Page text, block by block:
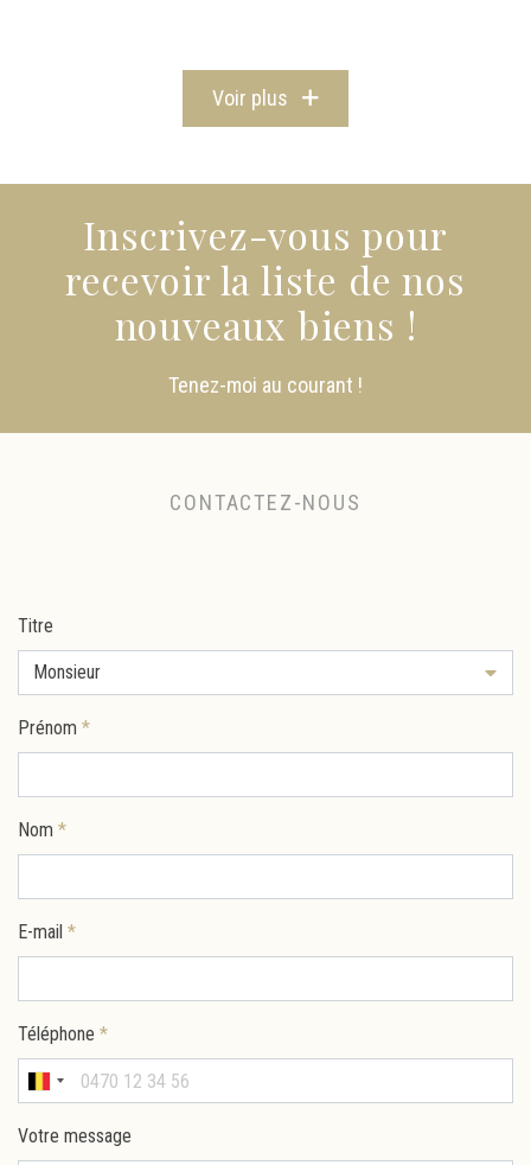
Voir plus
Inscrivez-vous pour
recevoir la liste de nos
nouveaux biens !
Tenez-moi au courant !
CONTACTEZ-NOUS
Titre
Monsieur
Prénom *
Nom *
E-mail *
Téléphone *
Votre message